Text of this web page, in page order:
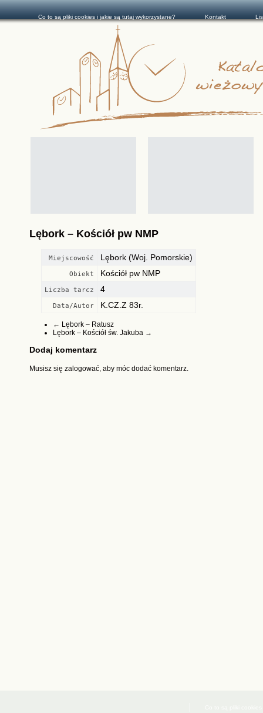
Lębork – Kościół pw NMP
Miejscowość Lębork (Woj. Pomorskie)
Obiekt Kościół pw NMP
Liczba tarcz 4
Data/Autor K.CZ.Z 83r.
← Lębork – Ratusz
Lębork – Kościół św. Jakuba →
Dodaj komentarz
Musisz się zalogować, aby móc dodać komentarz.
Co to są pliki cookies i jakie są tutaj wykorzystane? Kontakt